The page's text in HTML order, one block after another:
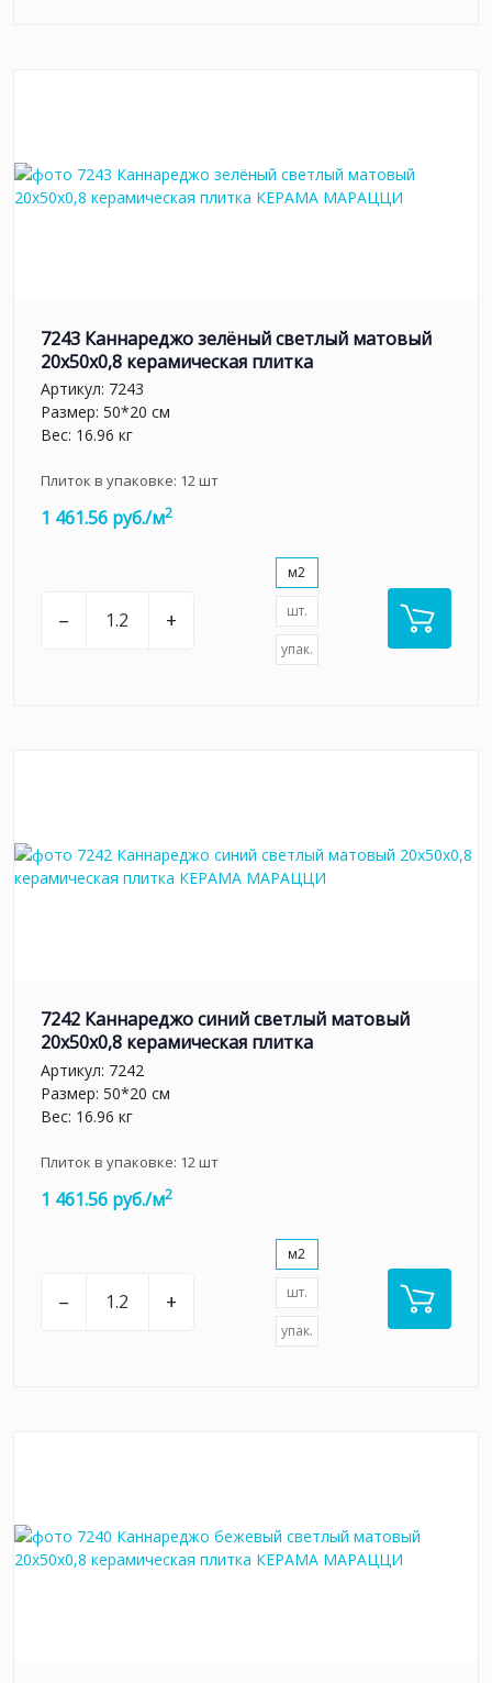
7243 Каннареджо зелёный светлый матовый
20x50x0,8 керамическая плитка
Артикул: 7243
Размер: 50*20 см
Вес: 16.96 кг
Плиток в упаковке: 12шт
1 461.56 руб./м2
– +
м2
шт.
упак.
7242 Каннареджо синий светлый матовый
20x50x0,8 керамическая плитка
Артикул: 7242
Размер: 50*20 см
Вес: 16.96 кг
Плиток в упаковке: 12шт
1 461.56 руб./м2
– +
м2
шт.
упак.